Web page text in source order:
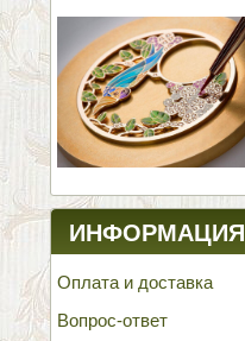
ИНФОРМАЦИЯ
Оплата и доставка
Вопрос-ответ